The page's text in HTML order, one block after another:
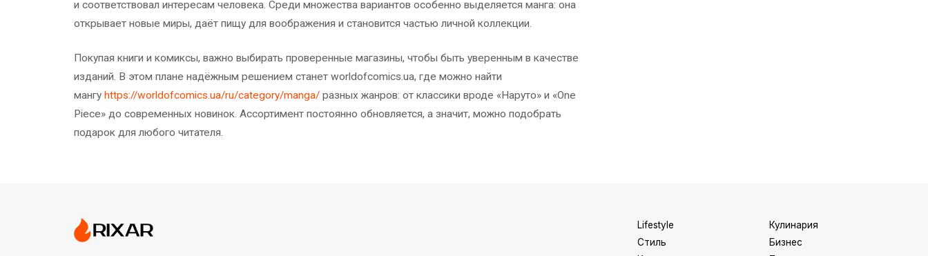
и соответствовал интересам человека. Среди множества вариантов особенно выделяется манга: она
открывает новые миры, даёт пищу для воображения и становится частью личной коллекции.
Покупая книги и комиксы, важно выбирать проверенные магазины, чтобы быть уверенным в качестве
изданий. В этом плане надёжным решением станет worldofcomics.ua, где можно найти
мангу https://worldofcomics.ua/ru/category/manga/ разных жанров: от классики вроде «Наруто» и «One
Piece» до современных новинок. Ассортимент постоянно обновляется, а значит, можно подобрать
подарок для любого читателя.
Lifestyle
Стиль
Кулинария
Бизнес